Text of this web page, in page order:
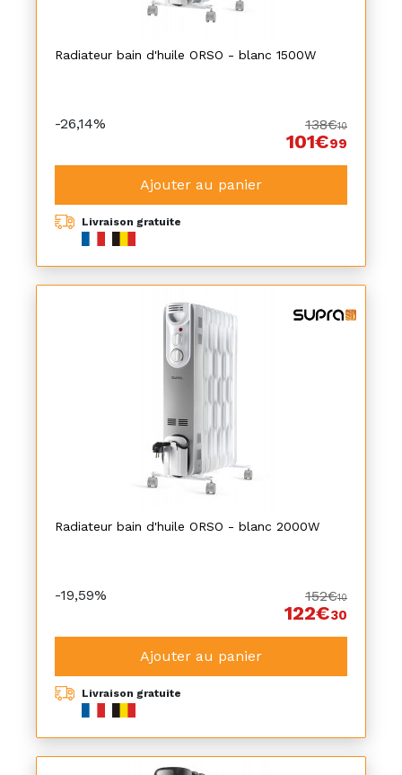
Radiateur bain d'huile ORSO - blanc 1500W
-26,14% 138€10
101€99
Ajouter au panier
Livraison gratuite
Radiateur bain d'huile ORSO - blanc 2000W
-19,59% 152€10
122€30
Ajouter au panier
Livraison gratuite